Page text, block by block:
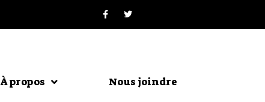
À propos Nous joindre